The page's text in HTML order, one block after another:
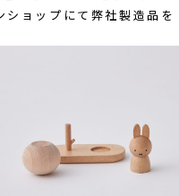
ショップ にて弊社製造品を